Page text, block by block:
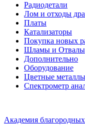
Радиодетали
Лом и отходы
Платы
Катализаторы
Покупка новых
Шламы и Отвалы
Дополнительно
Оборудование
Цветные металлы
Спектрометр
Академия